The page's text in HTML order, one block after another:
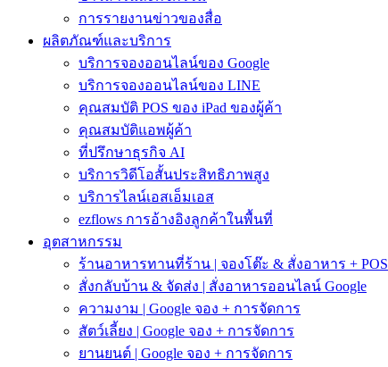
การรายงานข่าวของสื่อ
ผลิตภัณฑ์และบริการ
บริการจองออนไลน์ของ Google
บริการจองออนไลน์ของ LINE
คุณสมบัติ POS ของ iPad ของผู้ค้า
คุณสมบัติแอพผู้ค้า
ที่ปรึกษาธุรกิจ AI
บริการวิดีโอสั้นประสิทธิภาพสูง
บริการไลน์เอสเอ็มเอส
ezflows การอ้างอิงลูกค้าในพื้นที่
อุตสาหกรรม
ร้านอาหารทานที่ร้าน | จองโต๊ะ & สั่งอาหาร + POS
สั่งกลับบ้าน & จัดส่ง | สั่งอาหารออนไลน์ Google
ความงาม | Google จอง + การจัดการ
สัตว์เลี้ยง | Google จอง + การจัดการ
ยานยนต์ | Google จอง + การจัดการ